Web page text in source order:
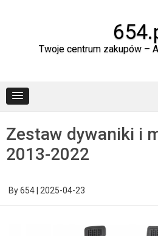
Twoje centrum zakupów –
Zestaw dywaniki i
2013-2022
By654 2025-04-23